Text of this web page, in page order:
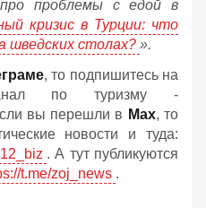
проблемы с едой в
кризис в Турции: что
шведских столах? ».
, то подпишитесь на
по туризму -
вы перешли в Мах, то
новости и туда:
. А тут публикуются
t.me/zoj_news .